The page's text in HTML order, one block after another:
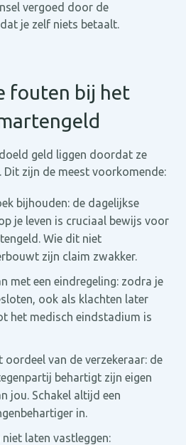
vergoed door de
je zelf niets betaalt.
fouten bij het
geld liggen doordat ze
Dit zijn de meest voorkomende:
bijhouden: de dagelijkse
je leven is cruciaal bewijs voor
Wie dit niet
zijn claim zwakker.
met een eindregeling: zodra je
ook als klachten later
het medisch eindstadium is
oordeel van de verzekeraar: de
behartigt zijn eigen
jou. Schakel altijd een
in.
laten vastleggen: